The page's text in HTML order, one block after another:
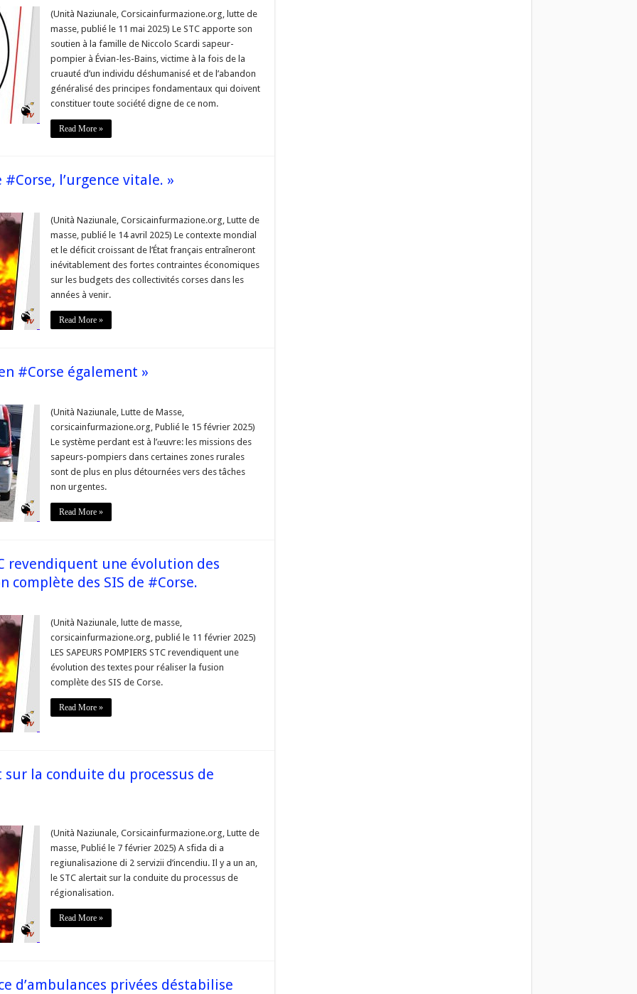
(Unità Naziunale, Corsicainfurmazione.org, lutte de
masse, publié le 11 mai 2025) Le STC apporte son
soutien à la famille de Niccolo Scardi sapeur-
pompier à Évian-les-Bains, victime à la fois de la
cruauté d’un individu déshumanisé et de l’abandon
généralisé des principes fondamentaux qui doivent
constituer toute société digne de ce nom.
Read More »
l’urgence vitale. »
(Unità Naziunale, Corsicainfurmazione.org, Lutte de
masse, publié le 14 avril 2025) Le contexte mondial
et le déficit croissant de l’État français entraîneront
inévitablement des fortes contraintes économiques
sur les budgets des collectivités corses dans les
années à venir.
Read More »
#Corse également »
»
(Unità Naziunale, Lutte de Masse,
corsicainfurmazione.org, Publié le 15 février 2025)
Le système perdant est à l’œuvre: les missions des
sapeurs-pompiers dans certaines zones rurales
sont de plus en plus détournées vers des tâches
non urgentes.
Read More »
revendiquent une évolution des
des SIS de #Corse.
(Unità Naziunale, lutte de masse,
corsicainfurmazione.org, publié le 11 février 2025)
LES SAPEURS POMPIERS STC revendiquent une
évolution des textes pour réaliser la fusion
complète des SIS de Corse.
Read More »
sur la conduite du processus de
(Unità Naziunale, Corsicainfurmazione.org, Lutte de
masse, Publié le 7 février 2025) A sfida di a
regiunalisazione di 2 servizii d’incendiu. Il y a un an,
le STC alertait sur la conduite du processus de
régionalisation.
Read More »
d’ambulances privées déstabilise